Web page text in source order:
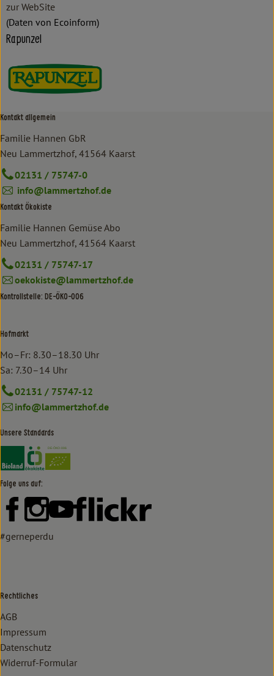
zur WebSite
(Daten von Ecoinform)
Rapunzel
Kontakt allgemein
Familie Hannen GbR
Neu Lammertzhof, 41564 Kaarst
02131 / 75747-0
info@lammertzhof.de
Kontakt Ökokiste
Familie Hannen Gemüse Abo
Neu Lammertzhof, 41564 Kaarst
02131 / 75747-17
oekokiste@lammertzhof.de
Kontrollstelle: DE-ÖKO-006
Hofmarkt
Mo–Fr: 8.30–18.30 Uhr
Sa: 7.30–14 Uhr
02131 / 75747-12
info@lammertzhof.de
Unsere Standards
Externer Link zu https://www.bioland.de/verbraucher
Externer Link zu https://www.oekokiste.de/
Folge uns auf:
Externer Link zu https://www.facebook.com/lammertzhof/
Externer Link zu https://www.instagram.com/
Externer Link zu https://www.youtube.com/
Externer Link zu https://
#gerneperdu
Rechtliches
AGB
Impressum
Datenschutz
Widerruf-Formular